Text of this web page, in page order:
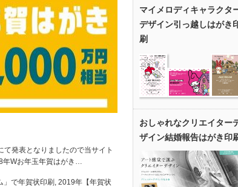
発表となりましたので当サイト
年Wお年玉年賀はがき…
」で年賀状印刷 , 2019年【年賀状
マイメロディキャラクタ
デザイン引っ越しはがき
刷
おしゃれなクリエイター
ザイン結婚報告はがき印